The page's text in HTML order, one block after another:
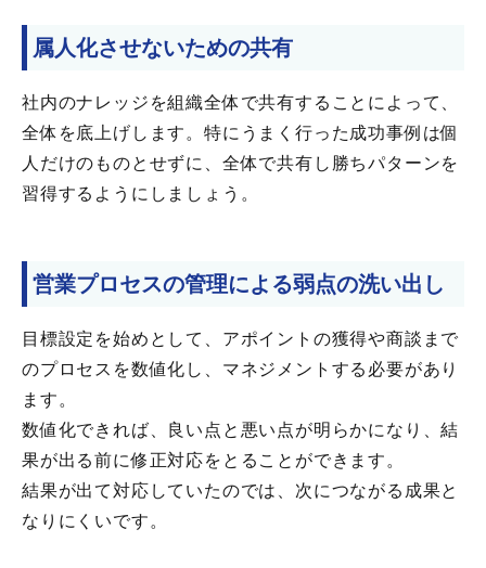
属人化させないための共有
社内のナレッジを組織全体で共有することによって、
全体を底上げします。特にうまく行った成功事例は個
人だけのものとせずに、全体で共有し勝ちパターンを
習得するようにしましょう。
営業プロセスの管理による弱点の洗い出し
目標設定を始めとして、アポイントの獲得や商談まで
のプロセスを数値化し、マネジメントする必要があり
ます。
数値化できれば、良い点と悪い点が明らかになり、結
果が出る前に修正対応をとることができます。
結果が出て対応していたのでは、次につながる成果と
なりにくいです。